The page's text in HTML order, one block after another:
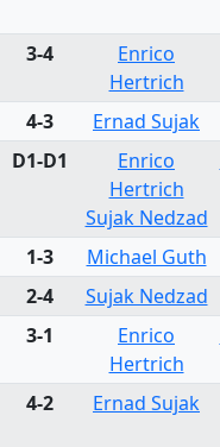
3-4
Enrico
Hertrich
4-3 Ernad Sujak
D1-D1
Enrico
Hertrich
Sujak Nedzad
1-3 Michael Guth
2-4
Sujak Nedzad
3-1
Enrico
Hertrich
4-2 Ernad Sujak